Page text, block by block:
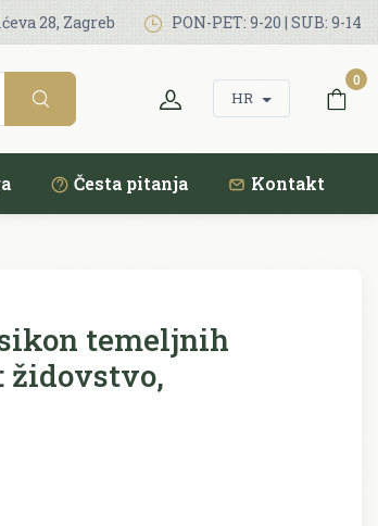
28, Zagreb PON-PET: 9-20 | SUB: 9-14
HR
0
Česta pitanja Kontakt
temeljnih